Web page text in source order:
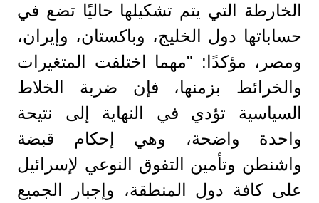
الخارطة التي يتم تشكيلها حاليًا تضع في
حساباتها دول الخليج، وباكستان، وإيران،
ومصر، مؤكدًا: "مهما اختلفت المتغيرات
والخرائط بزمنها، فإن ضربة الخلاط
السياسية تؤدي في النهاية إلى نتيحة
واحدة واضحة، وهي إحكام قبضة
واشنطن وتأمين التفوق النوعي لإسرائيل
على كافة دول المنطقة، وإجبار الجميع